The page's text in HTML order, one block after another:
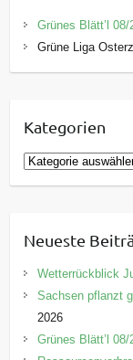
Grünes Blätt’l 08/
Grüne Liga
Kategorien
K
a
g
o
r
e
Neueste
Wetterrückblick
Sachsen pflanzt
2026
Grünes Blätt’l 08/